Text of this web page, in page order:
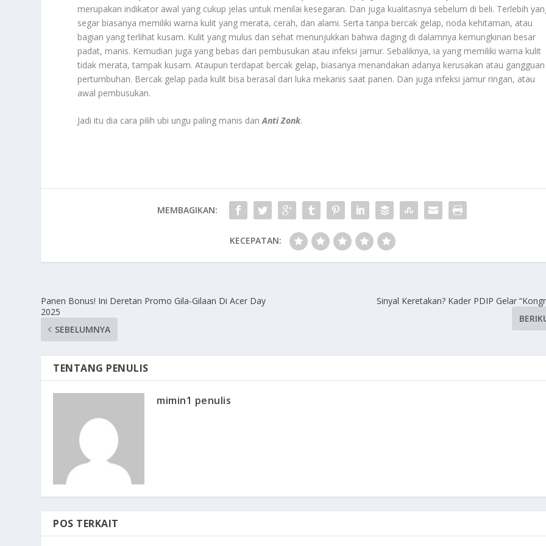
merupakan indikator awal yang cukup jelas untuk menilai kesegaran. Dan juga kualitasnya sebelum di beli. Terlebih
segar biasanya memiliki warna kulit yang merata, cerah, dan alami. Serta tanpa bercak gelap, noda kehitaman, atau
bagian yang terlihat kusam. Kulit yang mulus dan sehat menunjukkan bahwa daging di dalamnya kemungkinan besar
padat, manis. Kemudian juga yang bebas dari pembusukan atau infeksi jamur. Sebaliknya, ia yang memiliki warna kulit
tidak merata, tampak kusam. Ataupun terdapat bercak gelap, biasanya menandakan adanya kerusakan atau gangguan
pertumbuhan. Bercak gelap pada kulit bisa berasal dari luka mekanis saat panen. Dan juga infeksi jamur ringan, atau
awal pembusukan.
Jadi itu dia cara pilih ubi ungu paling manis danAnti Zonk.
MEMBAGIKAN:
KECEPATAN:
Panen Bonus! Ini Deretan Promo Gila-Gilaan Di Acer Day
2025
SEBELUMNYA
Sinyal Keretakan? Kader PDIP Gelar
TENTANG PENULIS
mimin1 penulis
POS TERKAIT